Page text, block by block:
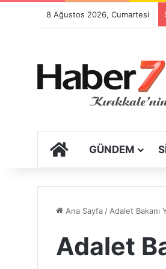
8 Ağustos 2026, Cumartesi
ANA SAYFA
GÜNDEM
Ana Sayfa/Adalet Bakanı
Adalet